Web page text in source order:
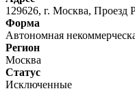
129626, г. Москва, Проезд
Форма
Автономная
Регион
Москва
Статус
Исключенные